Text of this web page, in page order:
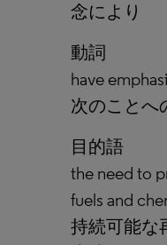
念により
動詞
have
次のことへ
目的語
the need to
fuels and
持続可能な